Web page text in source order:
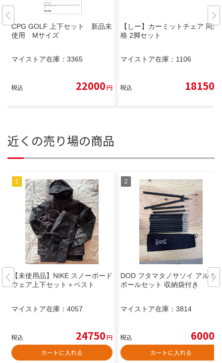
CPG GOLF 上下セット 新品未
使用 Mサイズ
マイストア在庫： 3365
税込 22000円
【しー】カーミットチェア 同規
格 2脚セット
マイストア在庫： 1106
税込 18150
近くの売り場の商品
【未使用品】NIKE スノーボード
ウェア上下セット＋ベスト
マイストア在庫： 4057
税込 24750円
カートに入れる
DOD フタマタノサソイ アルミ
ポールセット 収納袋付き
マイストア在庫： 3814
税込 6000
カートに入れる